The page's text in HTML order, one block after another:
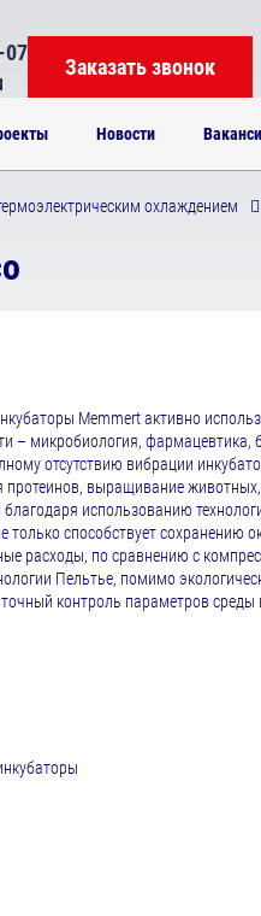
Новости
07
Заказать звонок
охлаждением
Memmert активно
– микробиология, фармацевтика,
отсутствию вибрации
протеинов, выращивание
благодаря использованию
только способствует
расходы, по сравнению с
Пельтье, помимо
контроль параметров